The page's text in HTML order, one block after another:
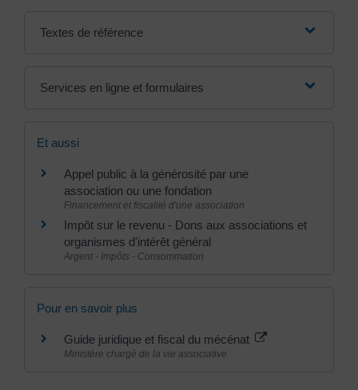
Textes de référence
Services en ligne et formulaires
Et aussi
Appel public à la générosité par une
association ou une fondation
Financement et fiscalité d'une association
Impôt sur le revenu - Dons aux associations et
organismes d'intérêt général
Argent - Impôts - Consommation
Pour en savoir plus
Guide juridique et fiscal du mécénat
Ministère chargé de la vie associative